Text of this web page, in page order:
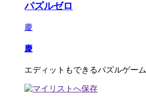
パズルゼロ
慶
慶
エディットもできるパズルゲーム